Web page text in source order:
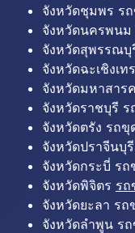
จังหวัดชุมพร ร
จังหวัดนครพน
จังหวัดสุพรรณ
จังหวัดฉะเชิงเ
จังหวัดมหาสาร
จังหวัดราชบุรี
จังหวัดตรัง รถขุ
จังหวัดปราจีนบุ
จังหวัดกระบี่ ร
จังหวัดพิจิตร รถ
จังหวัดยะลา รถ
จังหวัดลำพูน ร